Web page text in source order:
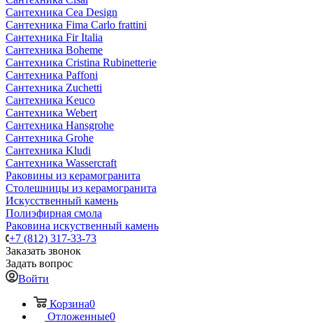
Сантехника Cea Design
Сантехника Fima Carlo frattini
Сантехника Fir Italia
Сантехника Boheme
Сантехника Cristina Rubinetterie
Сантехника Paffoni
Сантехника Zuchetti
Сантехника Keuco
Сантехника Webert
Сантехника Hansgrohe
Сантехника Grohe
Сантехника Kludi
Сантехника Wassercraft
Раковины из керамогранита
Столешницы из керамогранита
Искусственный камень
Полиэфирная смола
Раковина искуственный камень
+7 (812) 317-33-73
Заказать звонок
Задать вопрос
Войти
Корзина0
Отложенные0